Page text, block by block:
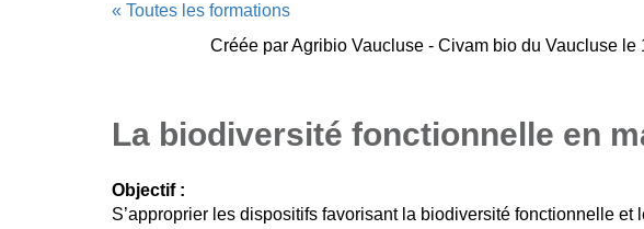
« Toutes les formations
Créée par Agribio Vaucluse - Civam bio du Vaucluse
La biodiversité fonctionnelle en
Objectif :
S’approprier les dispositifs favorisant la biodiversité fonctionnelle